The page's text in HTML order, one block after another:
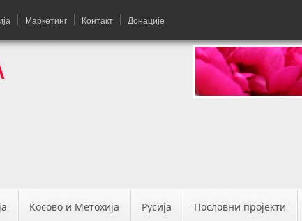
Маркетинг Контакт Донације
Косово и Метохија Русија Пословни пројекти